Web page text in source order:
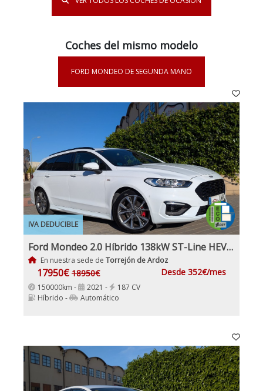
Coches del mismo modelo
FORD MONDEO DE SEGUNDA MANO
IVA DEDUCIBLE
Ford Mondeo 2.0 Híbrido 138kW ST-Line HEV AT SB Etiqueta medioambiental ECO Nacional 1Dueño con IVA y Garantía
En nuestra sede de Torrejón de Ardoz
17950€ 18950€ Desde 352€/mes
150000km - 2021 -
187 CV
Híbrido -
Automático